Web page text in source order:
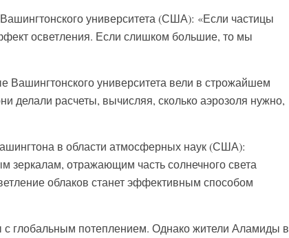
университета (США): «Если частицы
осветления. Если слишком большие, то мы
Вашингтонского университета вели в строжайшем
делали расчеты, вычисляя, сколько аэрозоля нужно,
в области атмосферных наук (США):
зеркалам, отражающим часть солнечного света
облаков станет эффективным способом
глобальным потеплением. Однако жители Аламиды в